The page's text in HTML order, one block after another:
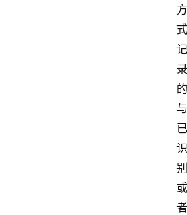
方
式
记
录
的
与
已
识
别
或
者